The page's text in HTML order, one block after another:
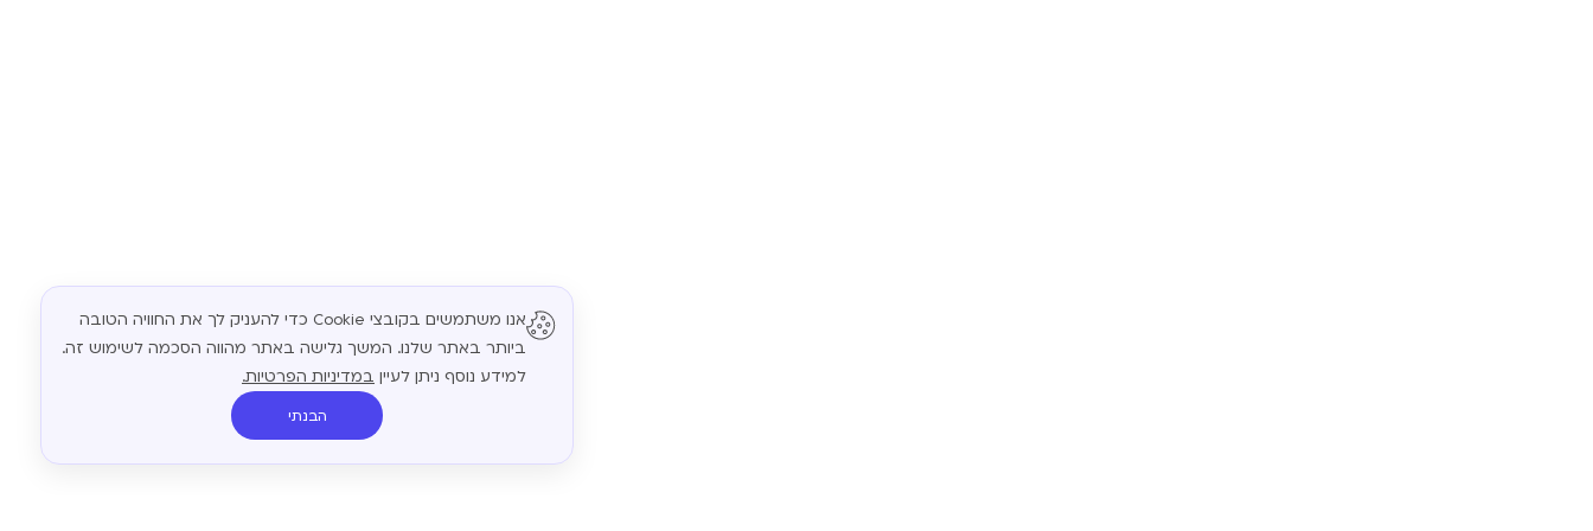
אנו משתמשים בקובצי Cookie כדי להעניק לך את החוויה הטובה
ביותר באתר שלנו. המשך גלישה באתר מהווה הסכמה לשימוש זה.
למידע נוסף ניתן לעיין במדיניות הפרטיות.
הבנתי